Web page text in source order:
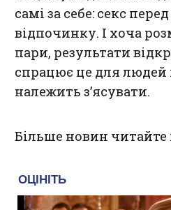
самі за себе: секс
відпочинку. І хоча
пари, результати
спрацює це для людей
належить з’ясувати.
Більше новин читайте